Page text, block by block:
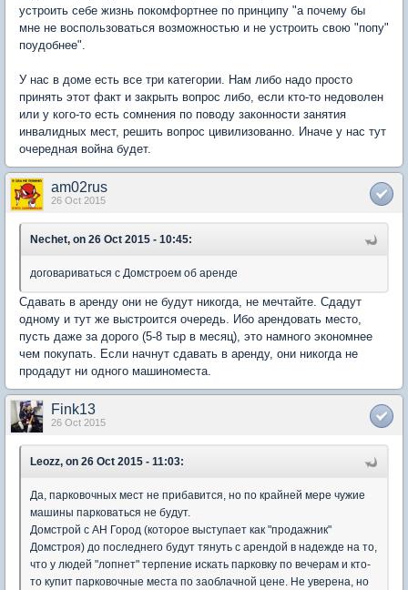
устроить себе жизнь покомфортнее по принципу "а почему бы
мне не воспользоваться возможностью и не устроить свою "попу"
поудобнее".
У нас в доме есть все три категории. Нам либо надо просто
принять этот факт и закрыть вопрос либо, если кто-то недоволен
или у кого-то есть сомнения по поводу законности занятия
инвалидных мест, решить вопрос цивилизованно. Иначе у нас тут
очередная война будет.
am02rus
26 Oct 2015
Nechet, on 26 Oct 2015 - 10:45:
договариваться с Домстроем об аренде
Сдавать в аренду они не будут никогда, не мечтайте. Сдадут
одному и тут же выстроится очередь. Ибо арендовать место,
пусть даже за дорого (5-8 тыр в месяц), это намного экономнее
чем покупать. Если начнут сдавать в аренду, они никогда не
продадут ни одного машиноместа.
Fink13
26 Oct 2015
Leozz, on 26 Oct 2015 - 11:03:
Да, парковочных мест не прибавится, но по крайней мере чужие
машины парковаться не будут.
Домстрой с АН Город (которое выступает как "продажник"
Домстроя) до последнего будут тянуть с арендой в надежде на то,
что у людей "лопнет" терпение искать парковку по вечерам и кто-
то купит парковочные места по заоблачной цене. Не уверена, но